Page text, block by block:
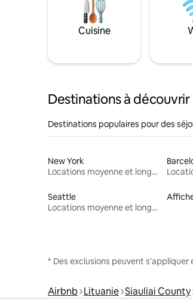
Cuisine
Destinations à découvrir
Destinations populaires pour des
New York
Locations moyenne et longue durée
Seattle
Locations moyenne et longue durée
* Des exclusions peuvent
Airbnb Lituanie Siauliai County